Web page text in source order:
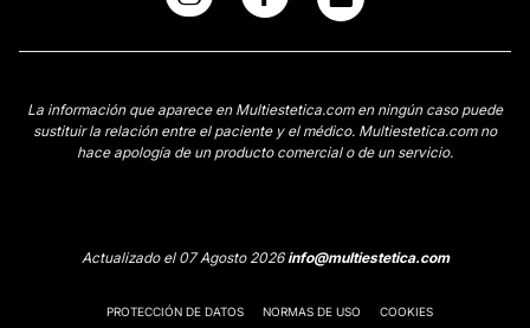
La información que aparece en Multiestetica.com en ningún caso puede
sustituir la relación entre el paciente y el médico. Multiestetica.com no
hace apología de un producto comercial o de un servicio.
Actualizado el 07 Agosto 2026info@multiestetica.com
PROTECCIÓN DE DATOS NORMAS DE USO COOKIES